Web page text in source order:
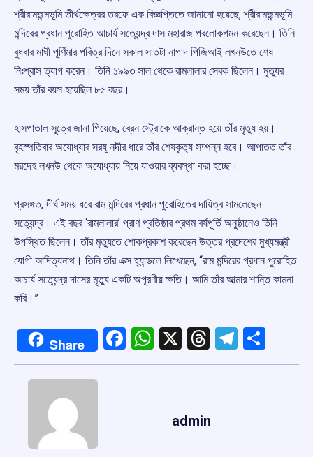
শ্রীরামজন্মভূমি তীর্থক্ষেত্রর তরফে এক বিজ্ঞপ্তিতে জানানো হয়েছে, শ্রীরামজন্মভূমি
মন্দিরের প্রধান পুরোহিত আচার্য সত্যেন্দ্র দাস মহারাজ পরলোকগমন করেছেন। তিনি
বুধবার মাঘী পূর্ণিমার পবিত্র দিনে সকাল সাতটা নাগাদ পিজিআই লখনউতে শেষ
নিঃশ্বাস ত্যাগ করেন। তিনি ১৯৯৩ সাল থেকে রামলালার সেবক ছিলেন। মৃত্যুর
সময় তাঁর বয়স হয়েছিল ৮৫ বছর।
হাসপাতাল সূত্রে জানা গিয়েছে, ব্রেন স্ট্রোকে আক্রান্ত হয়ে তাঁর মৃত্যু হয়।
বৃহস্পতিবার অযোধ্যার সরযূ নদীর ধারে তাঁর শেষকৃত্য সম্পন্ন হবে। আপাতত তাঁর
মরদেহ লখনউ থেকে অযোধ্যায় নিয়ে যাওয়ার ব্যবস্থা করা হচ্ছে।
প্রসঙ্গত, দীর্ঘ সময় ধরে রাম মন্দিরের প্রধান পুরোহিতের দায়িত্ব সামলেছেন
সত্যেন্দ্র। এই বছর ‘রামলালার’ প্রাণ প্রতিষ্ঠার প্রথম বর্ষপূর্তি অনুষ্ঠানেও তিনি
উপস্থিত ছিলেন। তাঁর মৃত্যুতে শোকপ্রকাশ করেছেন উত্তর প্রদেশের মুখ্যমন্ত্রী
যোগী আদিত্যনাথ। তিনি তাঁর এক্স হ্যান্ডলে লিখেছেন, “রাম মন্দিরের প্রধান পুরোহিত
আচার্য সত্যেন্দ্র দাসের মৃত্যু একটি অপূরণীয় ক্ষতি। আমি তাঁর আত্মার শান্তি কামনা
করি।”
Share Facebook
WhatsApp
X Threads
admin